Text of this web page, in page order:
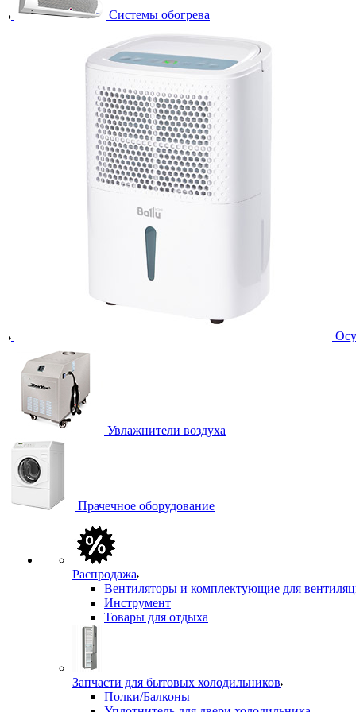
Системы обогрева
Увлажнители воздуха
Прачечное оборудование
Распродажа
Вентиляторы и комплектующие для
Инструмент
Товары для отдыха
Запчасти для бытовых холодильников
Полки/Балконы